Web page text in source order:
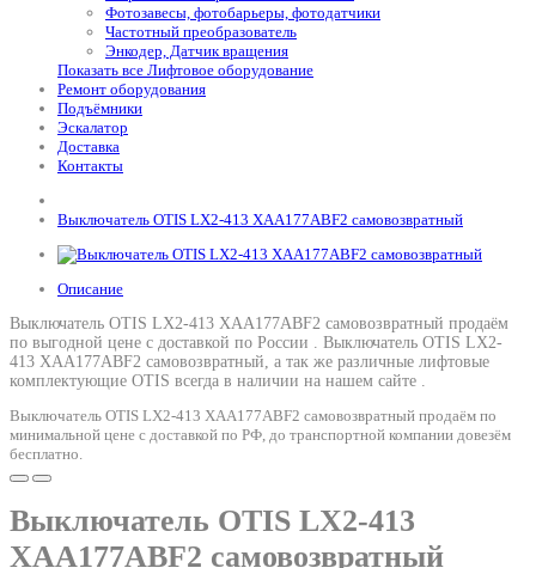
Фотозавесы, фотобарьеры, фотодатчики
Частотный преобразователь
Энкодер, Датчик вращения
Показать все Лифтовое оборудование
Ремонт оборудования
Подъёмники
Эскалатор
Доставка
Контакты
Выключатель OTIS LX2-413 XAA177ABF2 самовозвратный
Описание
Выключатель OTIS LX2-413 XAA177ABF2 самовозвратный продаём
по выгодной цене с доставкой по России . Выключатель OTIS LX2-
413 XAA177ABF2 самовозвратный, а так же различные лифтовые
комплектующие OTIS всегда в наличии на нашем сайте .
Выключатель OTIS LX2-413 XAA177ABF2 самовозвратный продаём по
минимальной цене с доставкой по РФ, до транспортной компании довезём
бесплатно.
Выключатель OTIS LX2-413
XAA177ABF2 самовозвратный